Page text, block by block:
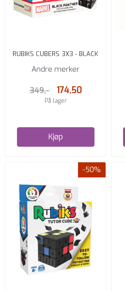
RUBIKS CUBERS 3X3 - BLACK
PANTHER
Andre merker
349,- 174,50
På lager
Kjøp
-50%